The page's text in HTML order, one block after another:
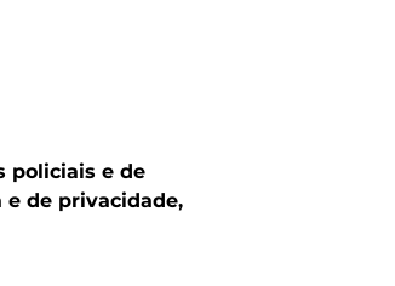
policiais e de
e de privacidade,